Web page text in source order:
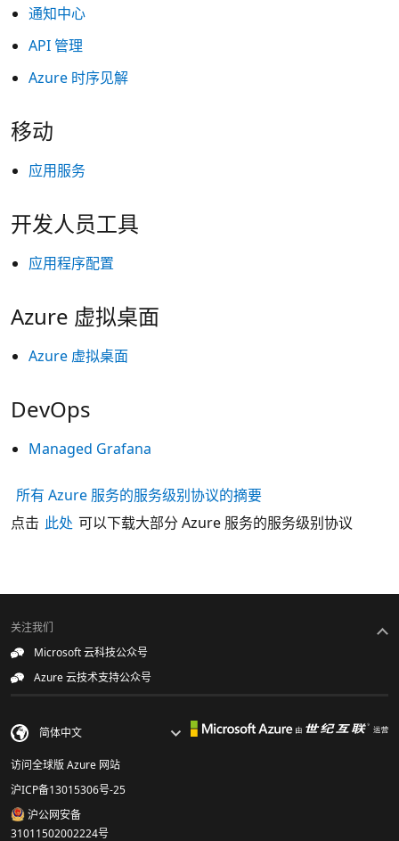
通知中心
API 管理
Azure 时序见解
移动
应用服务
开发人员工具
应用程序配置
Azure 虚拟桌面
Azure 虚拟桌面
DevOps
Managed Grafana
所有 Azure 服务的服务级别协议的摘要
点击 此处 可以下载大部分 Azure 服务的服务级别协议
关注我们
Microsoft 云科技公众号
Azure 云技术支持公众号
访问全球版 Azure 网站
沪ICP备13015306号-25
沪公网安备
31011502002224号